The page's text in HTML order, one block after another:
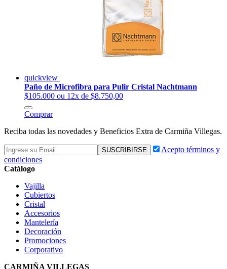
quickview
Paño de Microfibra para Pulir Cristal Nachtmann
$105.000 ou 12x de $8.750,00
Comprar
Reciba todas las novedades y Beneficios Extra de Carmiña Villegas.
Acepto términos y
condiciones
Catálogo
Vajilla
Cubiertos
Cristal
Accesorios
Mantelería
Decoración
Promociones
Corporativo
CARMIÑA VILLEGAS